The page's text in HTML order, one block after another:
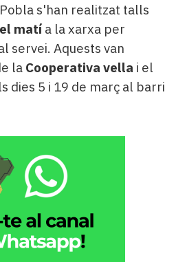
s'han realitzat talls
matí a la xarxa per
servei. Aquests van
la Cooperativa vella i el
dies 5 i 19 de març al barri